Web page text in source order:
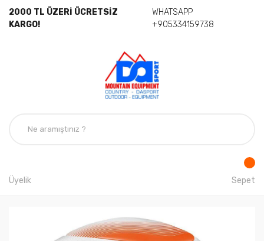
2000 TL ÜZERİ ÜCRETSİZ
KARGO!
WHATSAPP
+905334159738
Üyelik Sepet